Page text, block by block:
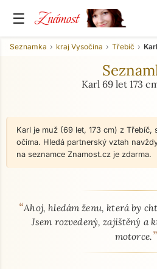
☰ Známost
Seznamka kraj Vysočina Třebíč Karl
Karl 69 let 173
Karl je muž (69 let, 173 cm) z Třebíč,
očima. Hledá partnerský vztah
na seznamce Znamost.cz je zdarma.
O mně - seznamka profil
“Ahoj, hledám ženu, která by
Jsem rozvedený, zajištěný a
motorce.”